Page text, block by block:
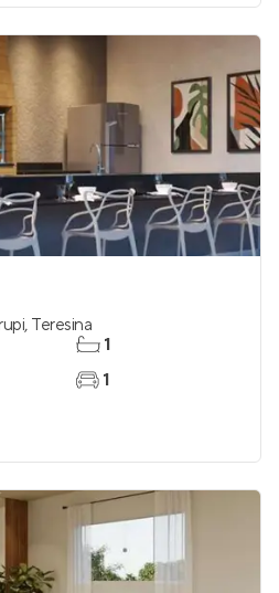
, Teresina
1
1